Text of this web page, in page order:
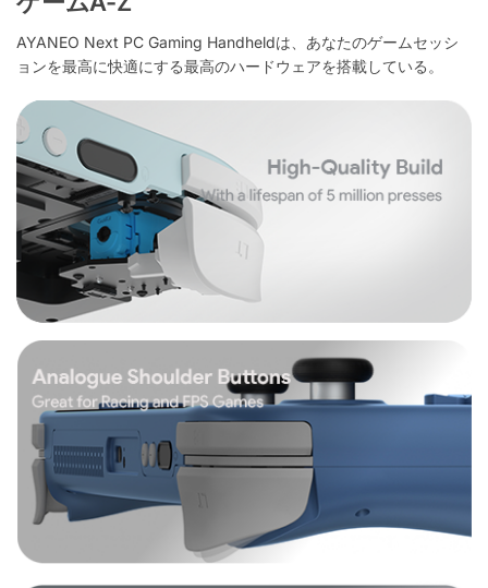
AYANEO Next PC Gaming Handheldは、あなたのゲームセッシ
ョンを最高に快適にする最高のハードウェアを搭載している。